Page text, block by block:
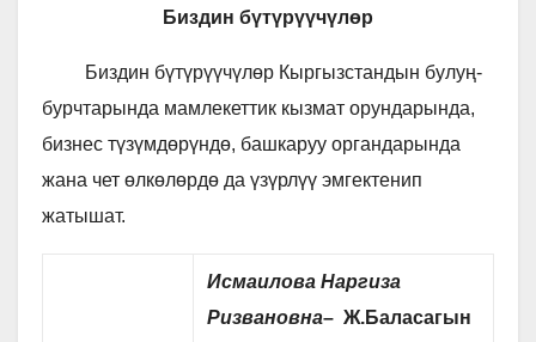
Биздин бүтүрүүчүлөр
Биздин бүтүрүүчүлөр Кыргызстандын булуң-
бурчтарында мамлекеттик кызмат орундарында,
бизнес түзүмдөрүндө, башкаруу органдарында
жана чет өлкөлөрдө да үзүрлүү эмгектенип
жатышат.
Исмаилова Наргиза
Ризвановна– Ж.Баласагын